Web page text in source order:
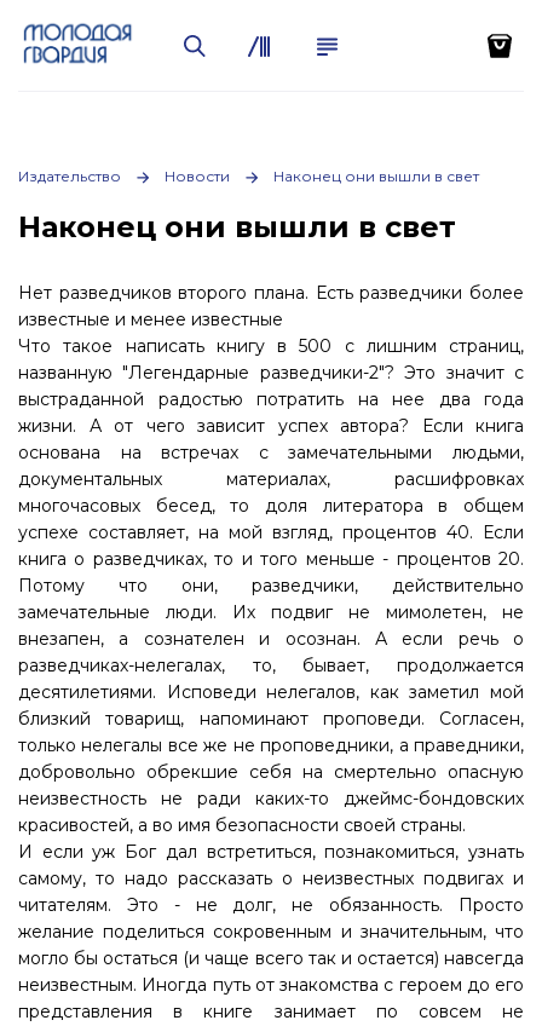
Издательство Новости Наконец они вышли в свет
Наконец они вышли в свет
Нет разведчиков второго плана. Есть разведчики более
известные и менее известные
Что такое написать книгу в 500 с лишним страниц,
названную "Легендарные разведчики-2"? Это значит с
выстраданной радостью потратить на нее два года
жизни. А от чего зависит успех автора? Если книга
основана на встречах с замечательными людьми,
документальных материалах, расшифровках
многочасовых бесед, то доля литератора в общем
успехе составляет, на мой взгляд, процентов 40. Если
книга о разведчиках, то и того меньше - процентов 20.
Потому что они, разведчики, действительно
замечательные люди. Их подвиг не мимолетен, не
внезапен, а сознателен и осознан. А если речь о
разведчиках-нелегалах, то, бывает, продолжается
десятилетиями. Исповеди нелегалов, как заметил мой
близкий товарищ, напоминают проповеди. Согласен,
только нелегалы все же не проповедники, а праведники,
добровольно обрекшие себя на смертельно опасную
неизвестность не ради каких-то джеймс-бондовских
красивостей, а во имя безопасности своей страны.
И если уж Бог дал встретиться, познакомиться, узнать
самому, то надо рассказать о неизвестных подвигах и
читателям. Это - не долг, не обязанность. Просто
желание поделиться сокровенным и значительным, что
могло бы остаться (и чаще всего так и остается) навсегда
неизвестным. Иногда путь от знакомства с героем до его
представления в книге занимает по совсем не